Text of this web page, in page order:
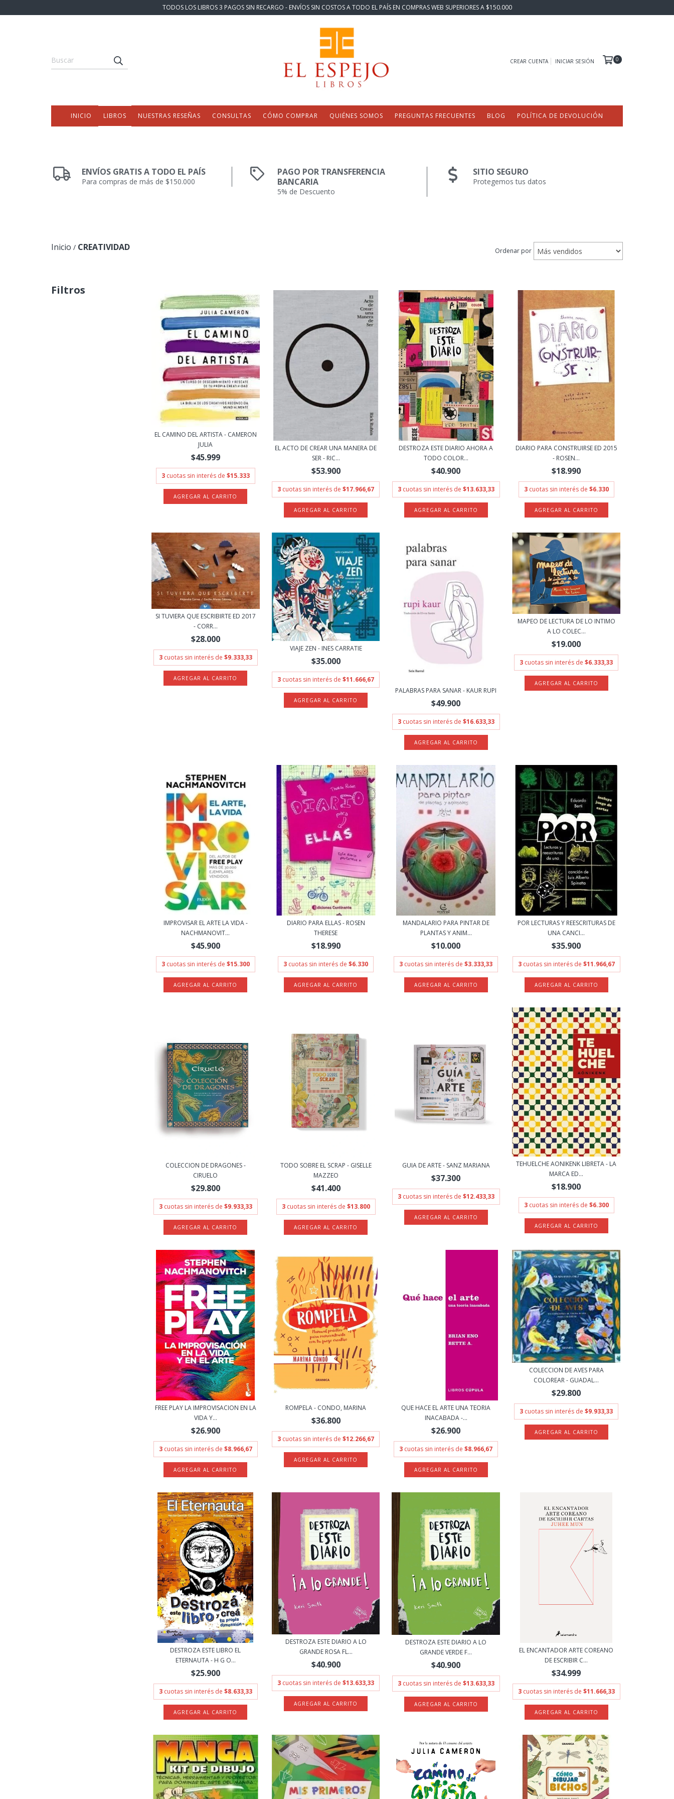
TODOS LOS LIBROS 3 PAGOS SIN RECARGO - ENVÍOS SIN COSTOS A TODO EL PAÍS EN COMPRAS WEB SUPERIORES A $150.000
CREAR CUENTA INICIAR SESIÓN 0
INICIO LIBROS NUESTRAS RESEÑAS CONSULTAS CÓMO COMPRAR QUIÉNES SOMOS PREGUNTAS FRECUENTES BLOG POLÍTICA DE DEVOLUCIÓN
ENVÍOS GRATIS A TODO EL PAÍS
Para compras de más de $150.000
PAGO POR TRANSFERENCIA
BANCARIA
5% de Descuento
SITIO SEGURO
Protegemos tus datos
Inicio / CREATIVIDAD Ordenar por
Filtros
EL CAMINO DEL ARTISTA - CAMERON
JULIA
$45.999
3 cuotas sin interés de $15.333
EL ACTO DE CREAR UNA MANERA DE
SER - RIC...
$53.900
3 cuotas sin interés de$17.966,67
DESTROZA ESTE DIARIO AHORA A
TODO COLOR...
$40.900
3 cuotas sin interés de $13.633,33
DIARIO PARA CONSTRUIRSE ED 2015
- ROSEN...
$18.990
3 cuotas sin interés de $6.330
SI TUVIERA QUE ESCRIBIRTE ED 2017
- CORR...
$28.000
3 cuotas sin interés de $9.333,33
VIAJE ZEN - INES CARRATIE
$35.000
3 cuotas sin interés de$11.666,67
PALABRAS PARA SANAR - KAUR RUPI
$49.900
3 cuotas sin interés de $16.633,33
MAPEO DE LECTURA DE LO INTIMO
A LO COLEC...
$19.000
3 cuotas sin interés de$6.333,33
IMPROVISAR EL ARTE LA VIDA -
NACHMANOVIT...
$45.900
3 cuotas sin interés de $15.300
DIARIO PARA ELLAS - ROSEN
THERESE
$18.990
3 cuotas sin interés de$6.330
MANDALARIO PARA PINTAR DE
PLANTAS Y ANIM...
$10.000
3 cuotas sin interés de$3.333,33
POR LECTURAS Y REESCRITURAS DE
UNA CANCI...
$35.900
3 cuotas sin interés de $11.966,67
COLECCION DE DRAGONES -
CIRUELO
$29.800
3 cuotas sin interés de $9.933,33
TODO SOBRE EL SCRAP - GISELLE
MAZZEO
$41.400
3 cuotas sin interés de $13.800
GUIA DE ARTE - SANZ MARIANA
$37.300
3 cuotas sin interés de $12.433,33
TEHUELCHE AONIKENK LIBRETA - LA
MARCA ED...
$18.900
3 cuotas sin interés de $6.300
FREE PLAY LA IMPROVISACION EN LA
VIDA Y...
$26.900
3 cuotas sin interés de $8.966,67
ROMPELA - CONDO, MARINA
$36.800
3 cuotas sin interés de$12.266,67
QUE HACE EL ARTE UNA TEORIA
INACABADA -...
$26.900
3 cuotas sin interés de$8.966,67
COLECCION DE AVES PARA
COLOREAR - GUADAL...
$29.800
3 cuotas sin interés de$9.933,33
DESTROZA ESTE LIBRO EL
ETERNAUTA - H G O...
$25.900
3 cuotas sin interés de $8.633,33
DESTROZA ESTE DIARIO A LO
GRANDE ROSA FL...
$40.900
3 cuotas sin interés de$13.633,33
DESTROZA ESTE DIARIO A LO
GRANDE VERDE F...
$40.900
3 cuotas sin interés de $13.633,33
EL ENCANTADOR ARTE COREANO
DE ESCRIBIR C...
$34.999
3 cuotas sin interés de $11.666,33